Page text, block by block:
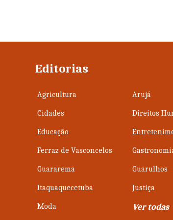
Editorias
Agricultura Arujá
Cidades Direitos
Educação
Ferraz de Vasconcelos
Guararema Guarulhos
Itaquaquecetuba Justiça
Moda Ver todas